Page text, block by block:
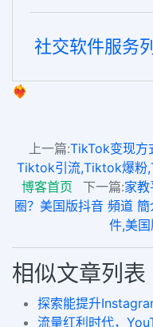
社交软件服务
❤️‍🔥
上一篇:TikTok变现方
Tiktok引流,Tiktok爆粉
博客首页
下一篇:家
圈？美国版抖音 頻道
件,美
相似文章列表
探索能提升
流量红利时代，